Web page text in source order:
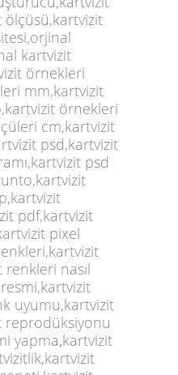
ölçüsü,kartvizit
kartvizit
örnekleri
mm,kartvizit
örnekleri
cm,kartvizit
psd,kartvizit
psd
pdf,kartvizit
pixel
renkleri nasıl
uyumu,kartvizit
reprodüksiyonu
yapma,kartvizit